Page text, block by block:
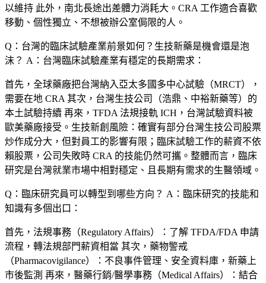
以維持 此外，南北長途出差體力消耗大。CRA 工作適合喜歡
移動、個性獨立、不想被辦公室侷限的人。
Q：台灣的臨床試驗產業前景如何？生技新藥是機會還是泡
沫？ A：台灣臨床試驗產業有穩定的長期需求：
首先，全球藥廠把台灣納入亞太多國多中心試驗（MRCT），
需要在地 CRA 其次，台灣生技公司（浩鼎、中裕新藥等）的
本土試驗持續 再來，TFDA 法規接軌 ICH，台灣試驗資料被
歐美藥廠接受。生技新創風險：確實有部分台灣生技公司股票
炒作成分大，但對員工的影響有限；臨床試驗工作的薪資不依
賴股票，公司失敗時 CRA 的技能仍然可攜。整體而言，臨床
研究是台灣就業市場中相對穩定、且長期有需求的生醫領域。
Q：臨床研究員可以轉型到哪些方向？ A：臨床研究的技能和
知識有多個出口：
首先， 法規事務（Regulatory Affairs）
：了解 TFDA/FDA 申請
流程，轉法規部門薪資相當 其次， 藥物警戒
（Pharmacovigilance）
：不良事件管理、安全資料庫，新藥上
市後監測 再來， 醫藥行銷/醫學事務（Medical Affairs）
：結合